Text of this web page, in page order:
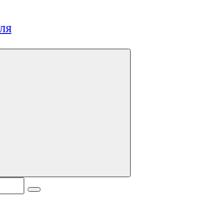
и долголетия. Гламурный журнал